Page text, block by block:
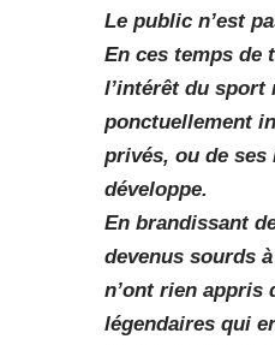
Le public n’est
En ces temps de
l’intérêt du sport
ponctuellement
privés, ou de
développe.
En brandissant
devenus sourds
n’ont rien appris
légendaires qui